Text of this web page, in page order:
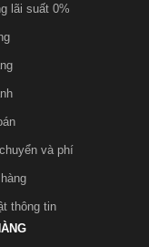
lãi suất 0%
và phí
thông tin